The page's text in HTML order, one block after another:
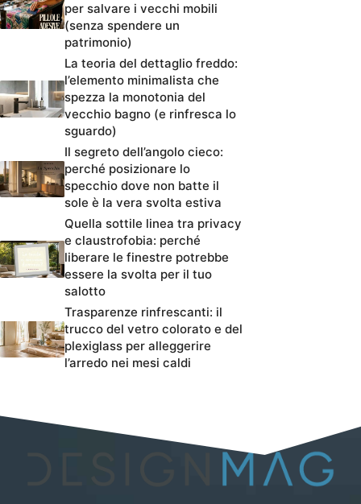
per salvare i vecchi mobili
(senza spendere un
patrimonio)
La teoria del dettaglio freddo:
l’elemento minimalista che
spezza la monotonia del
vecchio bagno (e rinfresca lo
sguardo)
Il segreto dell’angolo cieco:
perché posizionare lo
specchio dove non batte il
sole è la vera svolta estiva
Quella sottile linea tra privacy
e claustrofobia: perché
liberare le finestre potrebbe
essere la svolta per il tuo
salotto
Trasparenze rinfrescanti: il
trucco del vetro colorato e del
plexiglass per alleggerire
l’arredo nei mesi caldi